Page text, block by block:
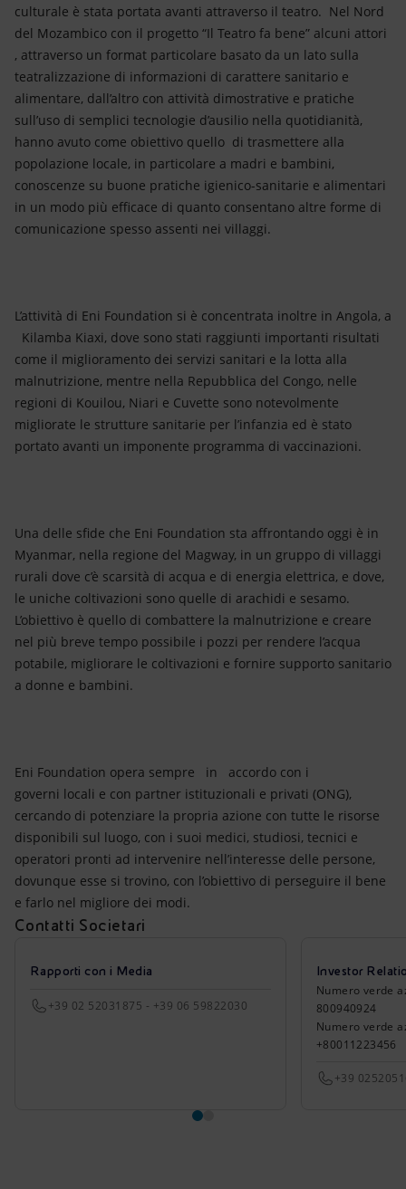
culturale è stata portata avanti attraverso il teatro. Nel Nord
del Mozambico con il progetto “Il Teatro fa bene” alcuni attori
, attraverso un format particolare basato da un lato sulla
teatralizzazione di informazioni di carattere sanitario e
alimentare, dall’altro con attività dimostrative e pratiche
sull’uso di semplici tecnologie d’ausilio nella quotidianità,
hanno avuto come obiettivo quello di trasmettere alla
popolazione locale, in particolare a madri e bambini,
conoscenze su buone pratiche igienico-sanitarie e alimentari
in un modo più efficace di quanto consentano altre forme di
comunicazione spesso assenti nei villaggi.
L’attività di Eni Foundation si è concentrata inoltre in Angola, a
Kilamba Kiaxi, dove sono stati raggiunti importanti risultati
come il miglioramento dei servizi sanitari e la lotta alla
malnutrizione, mentre nella Repubblica del Congo, nelle
regioni di Kouilou, Niari e Cuvette sono notevolmente
migliorate le strutture sanitarie per l’infanzia ed è stato
portato avanti un imponente programma di vaccinazioni.
Una delle sfide che Eni Foundation sta affrontando oggi è in
Myanmar, nella regione del Magway, in un gruppo di villaggi
rurali dove c’è scarsità di acqua e di energia elettrica, e dove,
le uniche coltivazioni sono quelle di arachidi e sesamo.
L’obiettivo è quello di combattere la malnutrizione e creare
nel più breve tempo possibile i pozzi per rendere l’acqua
potabile, migliorare le coltivazioni e fornire supporto sanitario
a donne e bambini.
Eni Foundation opera sempre in accordo con i
governi locali e con partner istituzionali e privati (ONG),
cercando di potenziare la propria azione con tutte le risorse
disponibili sul luogo, con i suoi medici, studiosi, tecnici e
operatori pronti ad intervenire nell’interesse delle persone,
dovunque esse si trovino, con l’obiettivo di perseguire il bene
e farlo nel migliore dei modi.
Contatti Societari
Rapporti con i Media
+39 02 52031875 - +39 06 59822030
Investor
Numero verde
800940924
Numero verde
+80011223456
+39